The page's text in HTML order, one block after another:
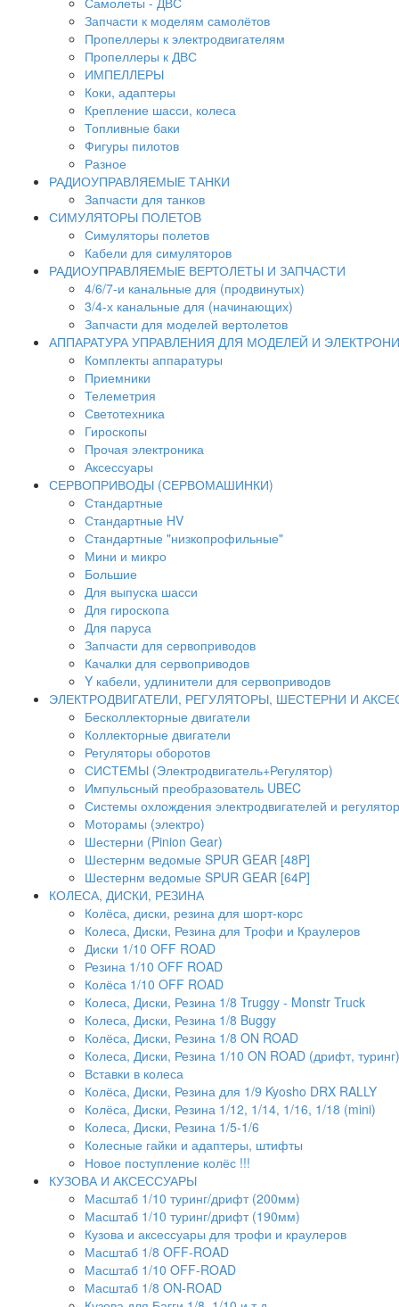
Запчасти к моделям самолётов
Пропеллеры к электродвигателям
Пропеллеры к ДВС
ИМПЕЛЛЕРЫ
Коки, адаптеры
Крепление шасси, колеса
Топливные баки
Фигуры пилотов
Разное
РАДИОУПРАВЛЯЕМЫЕ ТАНКИ
Запчасти для танков
СИМУЛЯТОРЫ ПОЛЕТОВ
Симуляторы полетов
Кабели для симуляторов
РАДИОУПРАВЛЯЕМЫЕ ВЕРТОЛЕТЫ И ЗАПЧАСТИ
4/6/7-и канальные для (продвинутых)
3/4-х канальные для (начинающих)
Запчасти для моделей вертолетов
АППАРАТУРА УПРАВЛЕНИЯ ДЛЯ МОДЕЛЕЙ И
Комплекты аппаратуры
Приемники
Телеметрия
Светотехника
Гироскопы
Прочая электроника
Аксессуары
СЕРВОПРИВОДЫ (СЕРВОМАШИНКИ)
Стандартные
Стандартные HV
Стандартные "низкопрофильные"
Мини и микро
Большие
Для выпуска шасси
Для гироскопа
Для паруса
Запчасти для сервоприводов
Качалки для сервоприводов
Y кабели, удлинители для сервоприводов
ЭЛЕКТРОДВИГАТЕЛИ, РЕГУЛЯТОРЫ, ШЕСТЕРНИ И
Бесколлекторные двигатели
Коллекторные двигатели
Регуляторы оборотов
СИСТЕМЫ (Электродвигатель+Регулятор)
Импульсный преобразователь UBEC
Системы охлождения электродвигателей и
Моторамы (электро)
Шестерни (Pinion Gear)
Шестернм ведомые SPUR GEAR [48P]
Шестернм ведомые SPUR GEAR [64P]
КОЛЕСА, ДИСКИ, РЕЗИНА
Колёса, диски, резина для шорт-корс
Колеса, Диски, Резина для Трофи и Краулеров
Диски 1/10 OFF ROAD
Резина 1/10 OFF ROAD
Колёса 1/10 OFF ROAD
Колеса, Диски, Резина 1/8 Truggy - Monstr Truck
Колеса, Диски, Резина 1/8 Buggy
Колёса, Диски, Резина 1/8 ON ROAD
Колеса, Диски, Резина 1/10 ON ROAD (дрифт, туринг)
Вставки в колеса
Колёса, Диски, Резина для 1/9 Kyosho DRX RALLY
Колёса, Диски, Резина 1/12, 1/14, 1/16, 1/18 (mini)
Колеса, Диски, Резина 1/5-1/6
Колесные гайки и адаптеры, штифты
Новое поступление колёс !!!
КУЗОВА И АКСЕССУАРЫ
Масштаб 1/10 туринг/дрифт (200мм)
Масштаб 1/10 туринг/дрифт (190мм)
Кузова и аксессуары для трофи и краулеров
Масштаб 1/8 OFF-ROAD
Масштаб 1/10 OFF-ROAD
Масштаб 1/8 ON-ROAD